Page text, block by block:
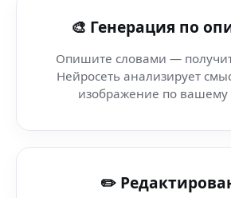
AI уличный стиль (Huawei EMUI)
AI Креативное Фото (workflow
🎨 Генерация по
Опишите словами —
Нейросеть анализирует
изображение по вашему
✏️